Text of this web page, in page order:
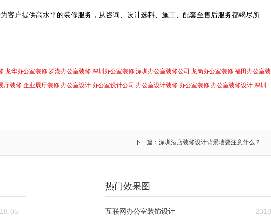
客户提供高水平的装修服务，从咨询、设计选料、施工、配套至售后服务都竭尽所
龙华办公室装修 罗湖办公室装修 深圳办公室装修 深圳办公室装修公司 龙岗办公室装修 福田办公室装
厅装修 企业展厅装修 办公室设计 办公室设计公司 办公室设计装修 办公室装修 办公室装修设计 深圳
下一篇：深圳酒店装修设计背景墙要注意什么？
05
热门效果图
互联网办公室装饰设计